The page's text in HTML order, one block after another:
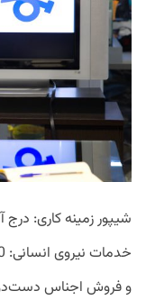
شیپور زمینه کاری: درج
و فروش اجناس